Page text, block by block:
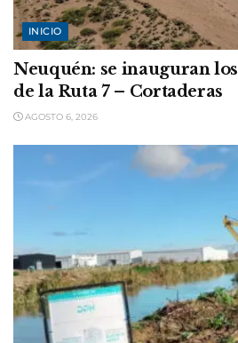
INICIO
Neuquén: se inauguran
de la Ruta 7 – Cortaderas
AGOSTO 6, 2026